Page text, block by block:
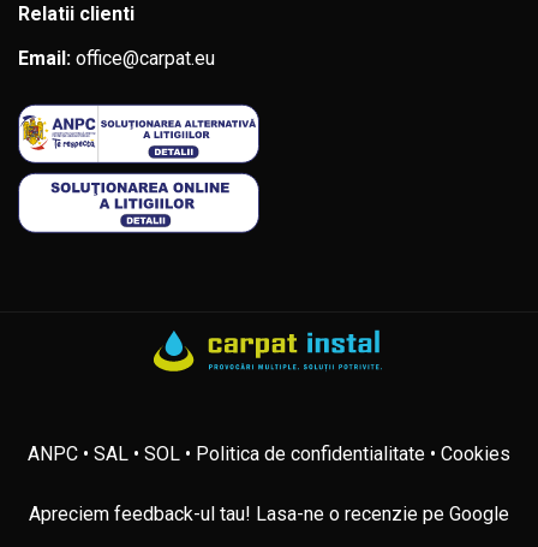
Relatii clienti
Email: office@carpat.eu
ANPC • SAL • SOL • Politica de confidentialitate • Cookies
Apreciem feedback-ul tau! Lasa-ne o recenzie pe Google